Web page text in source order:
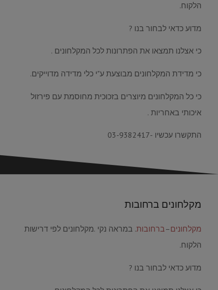
הלקוח.
מדוע כדאי לבחור בנו ?
כי אצלנו תמצאו את הפתרונות לכל המקלחונים .
כי מדידת המקלחונים מבוצעת ע"י כלי מדידה מדוייקים.
כי כל המקלחונים מיוצרים בזכוכית מחוסמת עם פירזול
איכותי באחריות .
התקשרו עכשיו -03-9382417
מקלחונים ברחובות
מקלחונים–ברחובות. במראה נקי .מקלחונים לפי דרישות
הלקוח.
מדוע כדאי לבחור בנו ?